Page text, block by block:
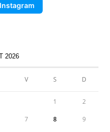
2026
V S D
1 2
7 8 9